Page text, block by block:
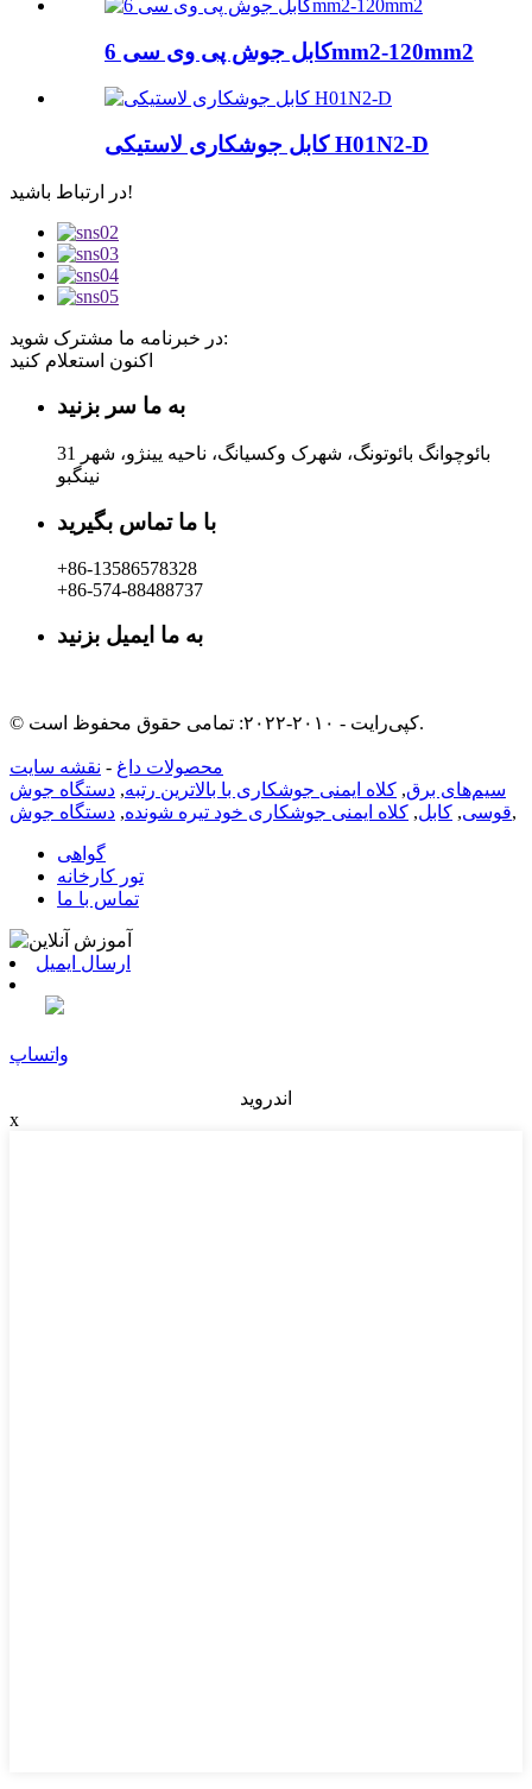
کابل جوش پی وی سی 6mm2-120mm2
کابل جوشکاری لاستیکی H01N2-D
در ارتباط باشید!
در خبرنامه ما مشترک شوید:
اکنون استعلام کنید
به ما سر بزنید
31 بائوچوانگ بائوتونگ، شهرک وکسیانگ، ناحیه یینژو، شهر
نینگبو
با ما تماس بگیرید
‎+86-13586578328‎
‎+86-574-88488737‎
به ما ایمیل بزنید
© کپی‌رایت - ۲۰۱۰-۲۰۲۲: تمامی حقوق محفوظ است.
محصولات داغ - نقشه سایت
سیم‌های برق, کلاه ایمنی جوشکاری با بالاترین رتبه, دستگاه جوش
قوسی, کابل, کلاه ایمنی جوشکاری خود تیره شونده, دستگاه جوش ,
گواهی
تور کارخانه
تماس با ما
ارسال ایمیل
واتساپ
اندروید
x